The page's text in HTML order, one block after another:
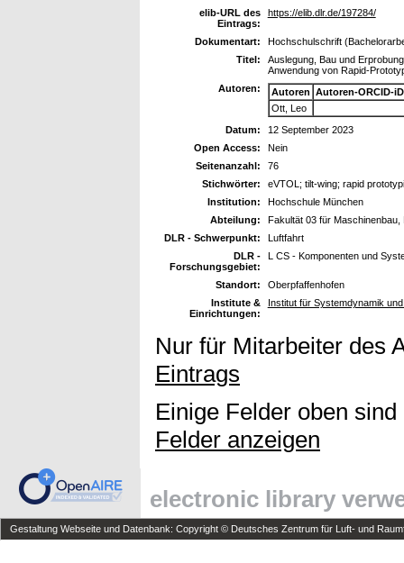
elib-URL des
Eintrags:
https://elib.dlr.de/197284/
Dokumentart:
Hochschulschrift
Titel:
Auslegung, Bau und
Anwendung von Rapid-
Autoren:
Autoren Autoren-ORCID-iD
Ott, Leo
Datum:
12 September 2023
Open Access:
Nein
Seitenanzahl:
76
Stichwörter:
eVTOL; tilt-wing; rapid
Institution:
Hochschule München
Abteilung:
Fakultät 03 für
DLR - Schwerpunkt:
Luftfahrt
DLR -
Forschungsgebiet:
L CS - Komponenten und
Standort:
Oberpfaffenhofen
Institute &
Einrichtungen:
Institut für Systemdynamik
Nur für Mitarbeiter des
Eintrags
Einige Felder oben
Felder anzeigen
electronic library
Gestaltung Webseite und Datenbank: Copyright © Deutsches Zentrum für Luft- und